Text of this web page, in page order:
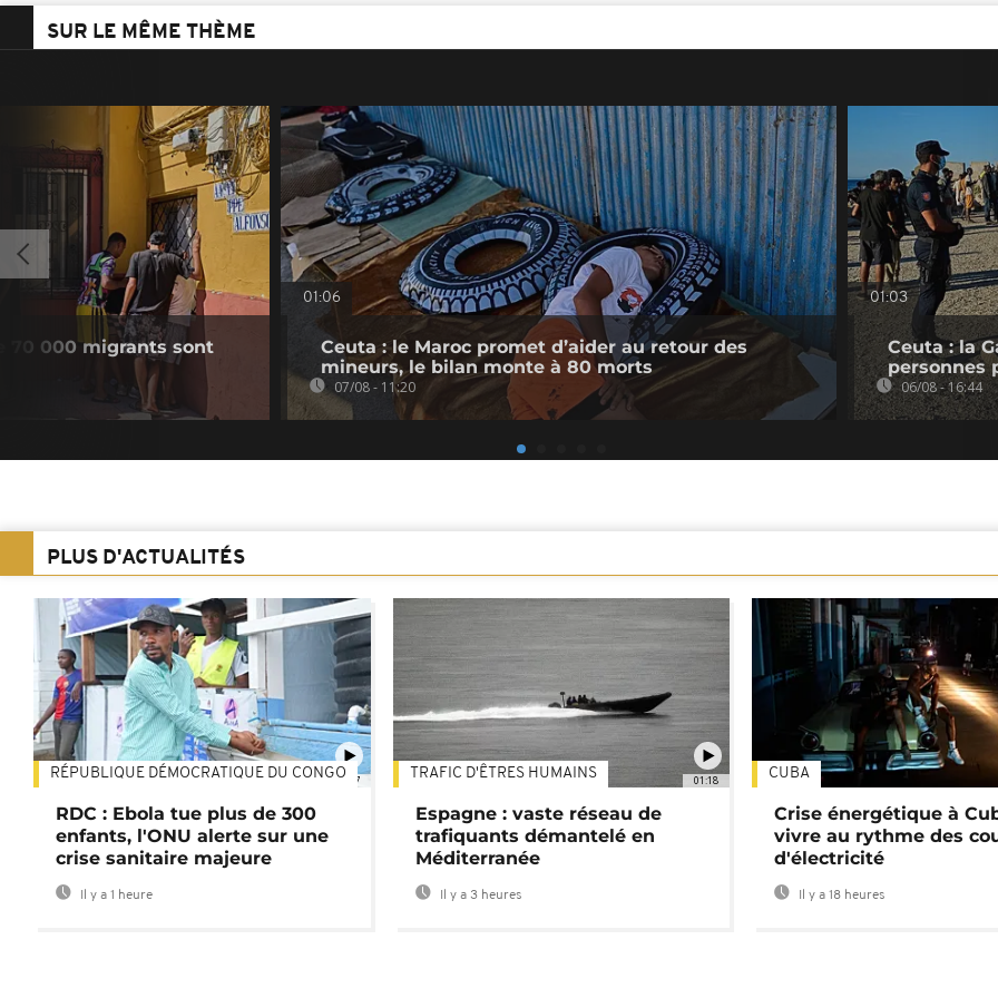
SUR LE MÊME THÈME
70 000 migrants sont
01:06
Ceuta : le Maroc promet d’aider au retour des
mineurs, le bilan monte à 80 morts
07/08 - 11:20
01:03
Ceuta : la
personnes
06/08 - 16:44
PLUS D'ACTUALITÉS
01:47
RÉPUBLIQUE DÉMOCRATIQUE DU CONGO
RDC : Ebola tue plus de 300
enfants, l'ONU alerte sur une
crise sanitaire majeure
Il y a 1 heure
01:18
TRAFIC D'ÊTRES HUMAINS
Espagne : vaste réseau de
trafiquants démantelé en
Méditerranée
Il y a 3 heures
CUBA
Crise énergétique à
vivre au rythme des
d'électricité
Il y a 18 heures